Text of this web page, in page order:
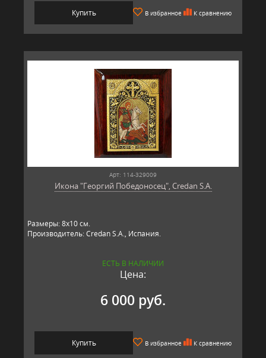
Купить В избранное К сравнению
Арт: 114-329009
Икона "Георгий Победоносец", Credan S.A.
Размеры: 8х10 см.
Производитель: Credan S.A., Испания.
ЕСТЬ В НАЛИЧИИ
Цена:
6 000 руб.
Купить В избранное К сравнению